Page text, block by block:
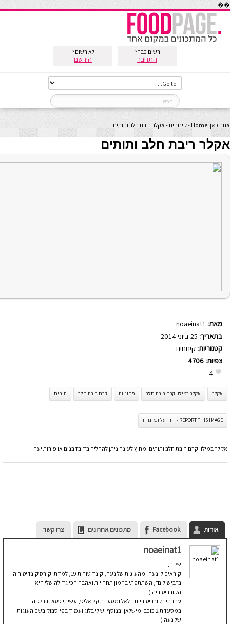
��
רשום כבר?
התחבר
לא רשום?
הירשם
אתם כאן: Home
-קינוחים - אקלר ריבת חלב ותותים
אקלר ריבת חלב ותותים
מאת: noaeinat1
בתאריך:
קטגוריות: קינוחים
צפיות: 4706
4
אקלר אקלר במילוי קרם ריבת חלב פחזניות קרם ריבת חלב תותים
REPORT THIS IMAGE - דווח על תמונה זו
אקלר במילוי קרם ריבת חלב ותותים. מחוץ לעונה ניתן להחליף בדובדבנים או פירות יער
אודות Facebook מתכונים אחרונים צרו קשר
noaeinat1
שלום,
קוראים לי נעה- מהעוגות של נעה, קונדיטורית 19, למדתי קורס קונדיטוריה
ב"בישולים", השתתפתי בהמון תחרויות ואהבה הכי גדולה שלי היא
הקונדיטוריה:)
עבדתי בקונדיטוריית דלאל ומסעדת קלואליס, עשיתי סטאז בבלגיה
במסעדת 2 כוכבי מישלאן ובנוסף יש לי בלוג ועמוד בפייסבוק בשם העוגות
של נעה:)